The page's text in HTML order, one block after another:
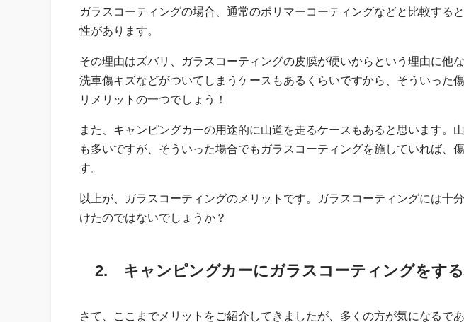
ガラスコーティングの場合、通常のポリマーコーティングなどと比較する
性があります。
その理由はズバリ、ガラスコーティングの皮膜が硬いからという理由に他
洗車傷キズなどがついてしまうケースもあるくらいですから、そういった
リメリットの一つでしょう！
また、キャンピングカーの用途的に山道を走るケースもあると思います。
も多いですが、そういった場合でもガラスコーティングを施していれば、
す。
以上が、ガラスコーティングのメリットです。ガラスコーティングには十
けたのではないでしょうか？
2. キャンピングカーにガラスコーティングをす
さて、ここまでメリットをご紹介してきましたが、多くの方が気になるで